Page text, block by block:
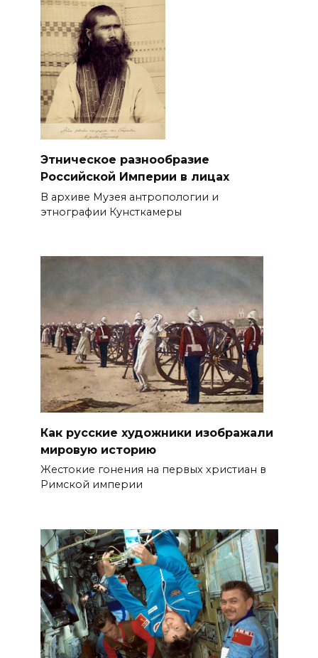
Этническое разнообразие
Российской Империи в лицах
В архиве Музея антропологии и
этнографии Кунсткамеры
Как русские художники изображали
мировую историю
Жестокие гонения на первых христиан в
Римской империи